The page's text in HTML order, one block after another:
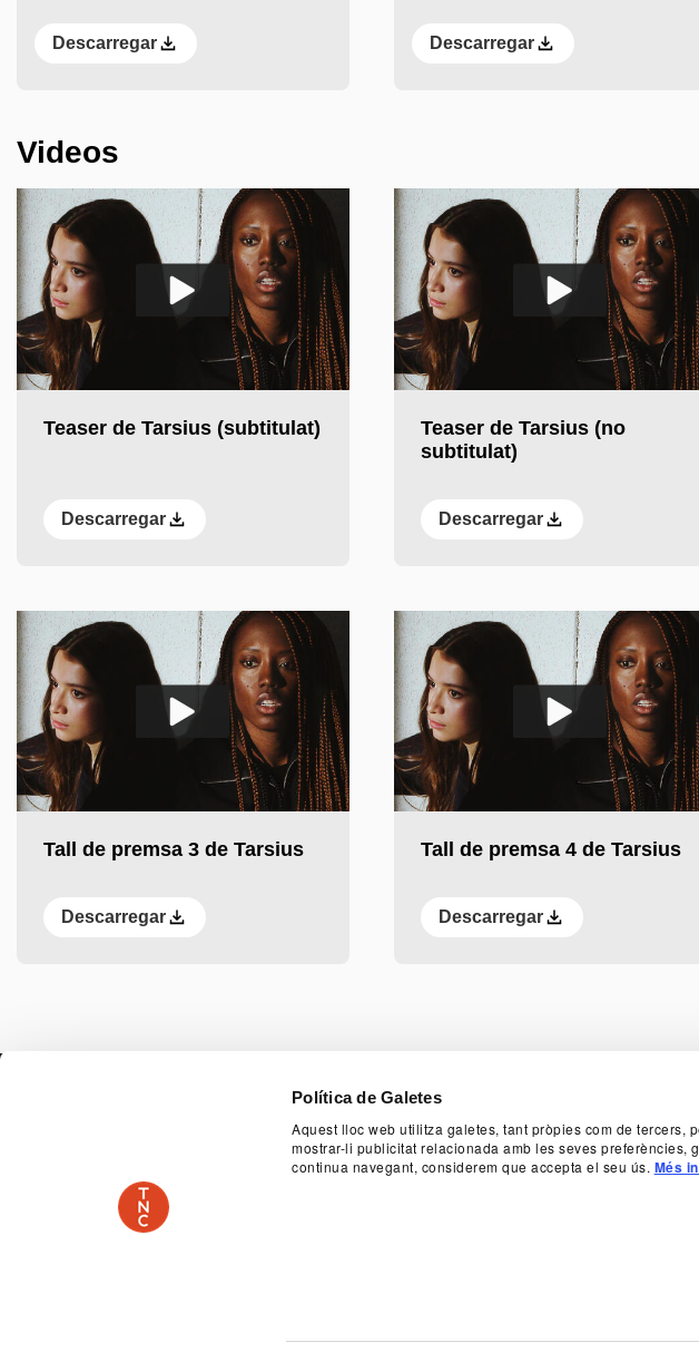
Política de Galetes
Aquest lloc web utilitza galetes, tant pròpies com de
mostrar-li publicitat relacionada amb les seves preferències,
continua navegant, considerem que accepta el seu ús. Més
Descarregar Descarregar
Videos
Teaser de Tarsius (subtitulat)
Descarregar
Teaser de Tarsius (no
subtitulat)
Descarregar
Tall de premsa 3 de Tarsius
Descarregar
Tall de premsa 4 de Tarsius
Descarregar
PAGE FOOTER
SERVEI EDUCATIU I SOCIAL ACCESSIBILITAT